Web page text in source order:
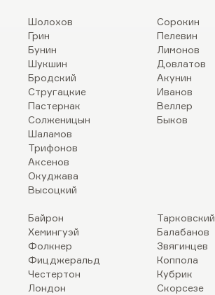
Шолохов
Грин
Бунин
Шукшин
Бродский
Стругацкие
Пастернак
Солженицын
Шаламов
Трифонов
Аксенов
Окуджава
Высоцкий
Сорокин
Пелевин
Лимонов
Довлатов
Акунин
Иванов
Веллер
Быков
Байрон
Хемингуэй
Фолкнер
Фицджеральд
Честертон
Лондон
Тарковский
Балабанов
Звягинцев
Коппола
Кубрик
Скорсезе